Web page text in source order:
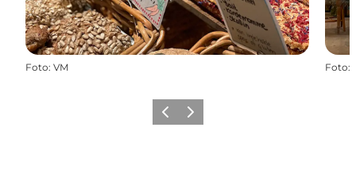
Foto: VM Foto:
ForrigeNæste